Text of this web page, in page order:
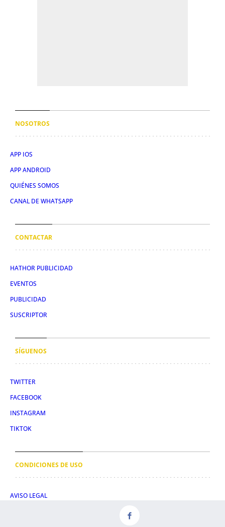
NOSOTROS
APP IOS
APP ANDROID
QUIÉNES SOMOS
CANAL DE WHATSAPP
CONTACTAR
HATHOR PUBLICIDAD
EVENTOS
PUBLICIDAD
SUSCRIPTOR
SÍGUENOS
TWITTER
FACEBOOK
INSTAGRAM
TIKTOK
CONDICIONES DE USO
AVISO LEGAL